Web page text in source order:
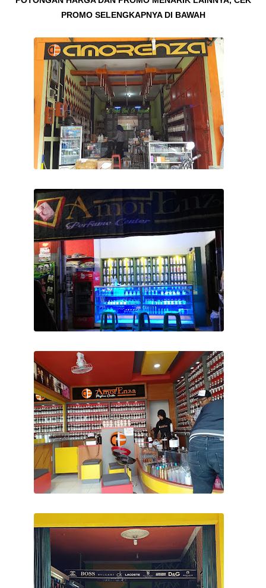
PROMO SELENGKAPNYA DI BAWAH